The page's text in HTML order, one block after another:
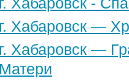
г. Хабаровск —
г. Хабаровск —
Матери